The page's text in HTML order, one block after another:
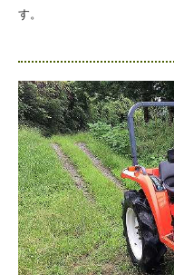
す。